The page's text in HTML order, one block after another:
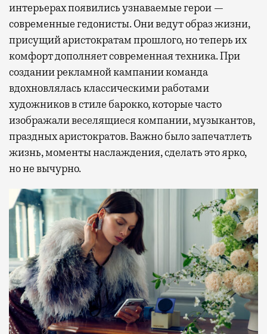
интерьерах появились узнаваемые герои —
современные гедонисты. Они ведут образ жизни,
присущий аристократам прошлого, но теперь их
комфорт дополняет современная техника. При
создании рекламной кампании команда
вдохновлялась классическими работами
художников в стиле барокко, которые часто
изображали веселящиеся компании, музыкантов,
праздных аристократов. Важно было запечатлеть
жизнь, моменты наслаждения, сделать это ярко,
но не вычурно.